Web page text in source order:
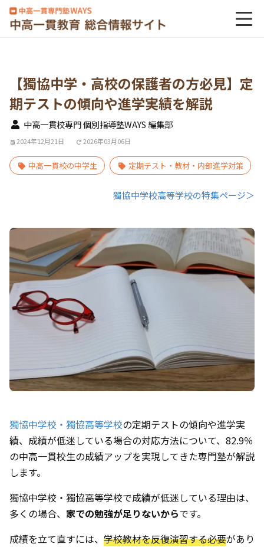
【獨協中学・高校の保護者の方必見】定
期テストの傾向や進学実績を解説
中高一貫校専門 個別指導塾WAYS 編集部
2024年12月21日 2026年03月06日
中高一貫校の中学生 定期テスト・教材・内部進学対策
獨協中学校高等学校の特集ページ＞
獨協中学校・獨協高等学校の定期テストの傾向や進学実
績、成績が低迷している場合の対応方法について、82.9％
の中高一貫校生の成績アップを実現してきた専門塾が解説
します。
獨協中学校・獨協高等学校で成績が低迷している理由は、
多くの場合、 家での勉強が足りないからです。
成績を立て直すには、 学校教材を反復演習する必要があり